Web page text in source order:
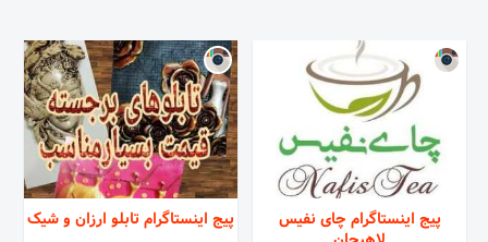
پیج اینستاگرام چای نفیس
پیج اینستاگرام تابلو ارزان و شیک